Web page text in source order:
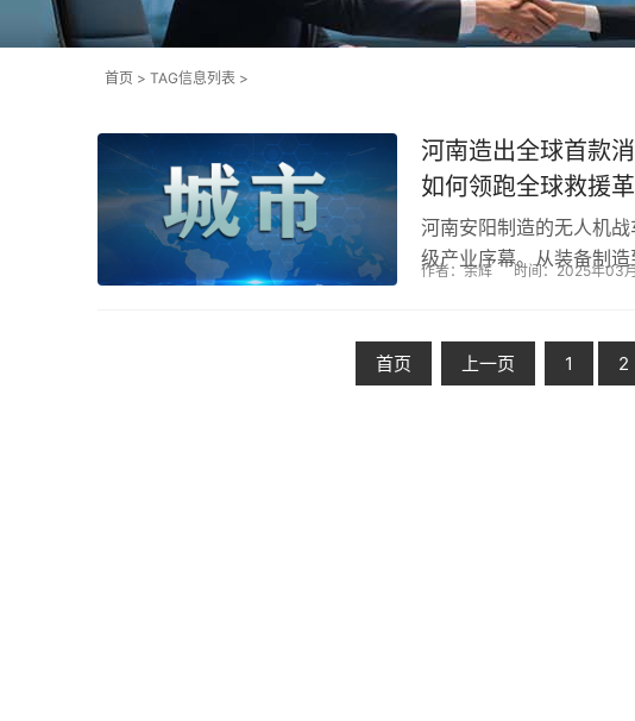
首页 > TAG信息列表 >
河南造出全球首款
如何领跑全球救援革
河南安阳制造的无人机
级产业序幕。从装备制
作者：余辉 时间：2025年03
首页 上一页 1 2